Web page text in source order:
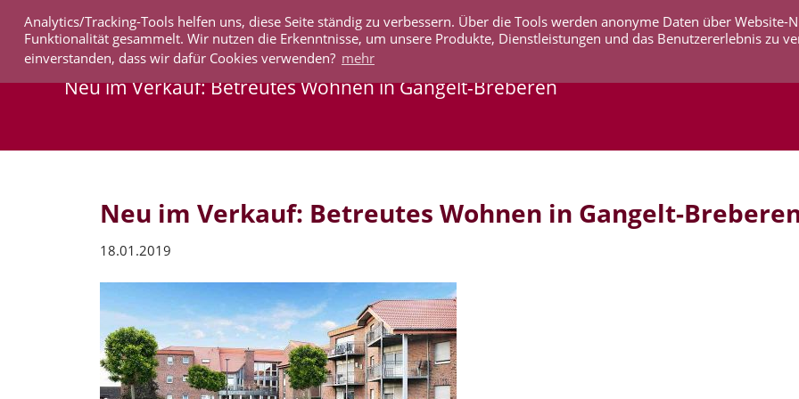
Analytics/Tracking-Tools helfen uns, diese Seite ständig zu verbessern. Über die Tools werden anonyme Daten über Website-
Funktionalität gesammelt. Wir nutzen die Erkenntnisse, um unsere Produkte, Dienstleistungen und das Benutzererlebnis zu
einverstanden, dass wir dafür Cookies verwenden? mehr
IMMOBILIEN AKTUELLES UNTERNEHMEN SERVICE
Neu im Verkauf: Betreutes Wohnen in Gangelt-Breberen
Neu im Verkauf: Betreutes Wohnen in Gangelt-
18.01.2019